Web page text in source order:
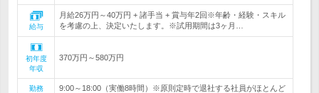
給与
月給26万円～40万円 + 諸手当 + 賞与年2回※年齢・経験・スキル
を考慮の上、決定いたします。※試用期間は3ヶ月…
初年度
年収
370万円～580万円
勤務
9:00～18:00（実働8時間）※原則定時で退社する社員がほとんど